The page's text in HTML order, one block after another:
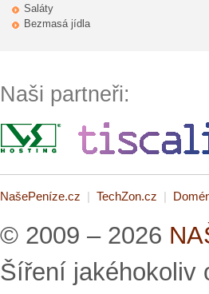
Saláty
Bezmasá jídla
Naši partneři:
NašePeníze.cz | TechZon.cz |
© 2009 – 2026
Šíření jakéhokoliv